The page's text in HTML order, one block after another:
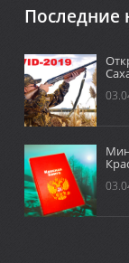
Последние